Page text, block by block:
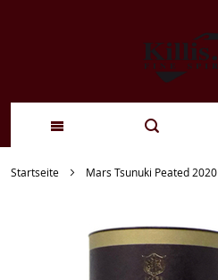
Zum
Startseite Mars Tsunuki Peated